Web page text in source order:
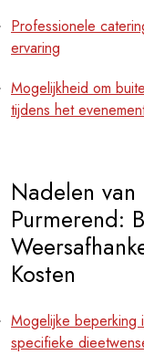
Professionele
ervaring
Mogelijkheid om
tijdens het
Nadelen
Purmerend:
Kosten
Mogelijke beperking
specifieke